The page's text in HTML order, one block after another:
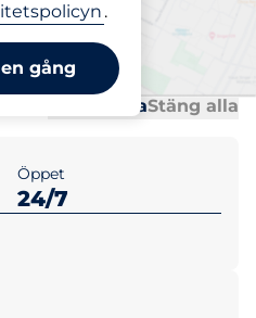
.
gång
på plats
Öppna allaStäng alla
Öppet
24/7